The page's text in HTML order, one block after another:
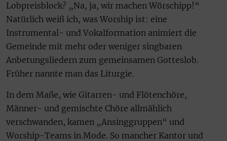
Lobpreisblock? „Na, ja, wir machen Wörschipp!“
Natürlich weiß ich, was Worship ist: eine
Instrumental- und Vokalformation animiert die
Gemeinde mit mehr oder weniger singbaren
Anbetungsliedern zum gemeinsamen Gotteslob.
Früher nannte man das Liturgie.
In dem Maße, wie Gitarren- und Flötenchöre,
Männer- und gemischte Chöre allmählich
verschwanden, kamen „Ansinggruppen“ und
Worship-Teams in Mode. So mancher Kantor und